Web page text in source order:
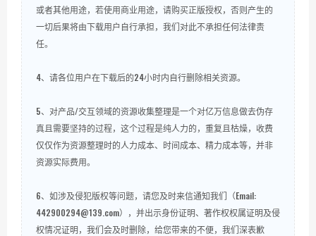
或者其他用途，若使用商业用途，请购买正版授权，否则产生的
一切后果将由下载用户自行承担，我们对此不承担任何法律责
任。
4、请各位用户在下载后的24小时内自行删除相关资源。
5、对产品/交互领域的资源收集整理是一个对亿万信息做去伪存
真且需要坚持的过程，这个过程是纯人力的，重复且枯燥，收费
仅仅作为资源整理时的人力成本、时间成本、精力成本等，并非
资源实际费用。
6、如涉及侵犯版权等问题，请您及时来信通知我们（Email:
442900294@139.com），并出示身份证明、著作权权属证明及侵
权情况证明，我们会及时删除，给您带来的不便，我们深表歉